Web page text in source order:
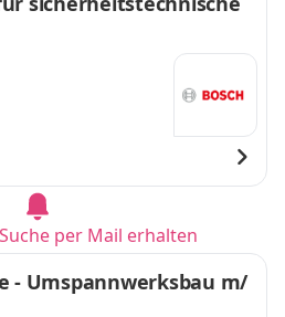
per Mail erhalten
- Umspannwerksbau m/